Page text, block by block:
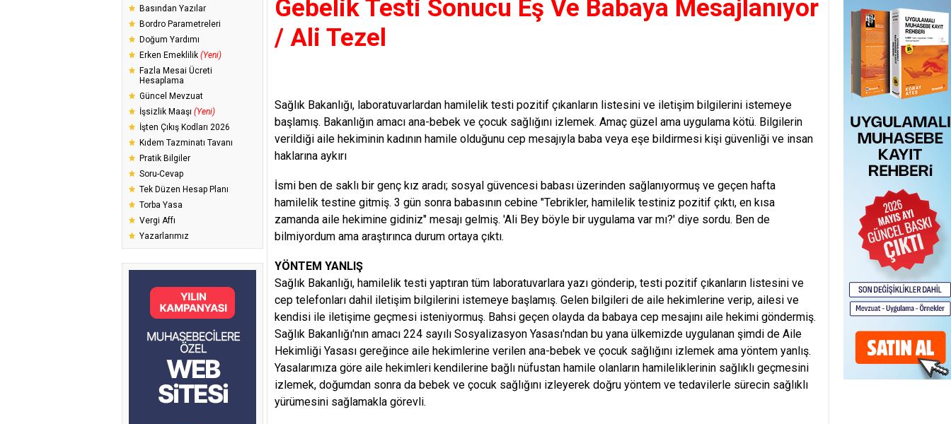
Basından Yazılar
Bordro Parametreleri
Doğum Yardımı
Erken Emeklilik (Yeni)
Fazla Mesai Ücreti
Hesaplama
Güncel Mevzuat
İşsizlik Maaşı (Yeni)
İşten Çıkış Kodları 2026
Kıdem Tazminatı Tavanı
Pratik Bilgiler
Soru-Cevap
Tek Düzen Hesap Planı
Torba Yasa
Vergi Affı
Yazarlarımız
Gebelik Testi Sonucu Eş Ve Babaya Mesajlanıyor
/ Ali Tezel
Sağlık Bakanlığı, laboratuvarlardan hamilelik testi pozitif çıkanların listesini ve iletişim bilgilerini istemeye
başlamış. Bakanlığın amacı ana-bebek ve çocuk sağlığını izlemek. Amaç güzel ama uygulama kötü. Bilgilerin
verildiği aile hekiminin kadının hamile olduğunu cep mesajıyla baba veya eşe bildirmesi kişi güvenliği ve insan
haklarına aykırı
İsmi ben de saklı bir genç kız aradı; sosyal güvencesi babası üzerinden sağlanıyormuş ve geçen hafta
hamilelik testine gitmiş. 3 gün sonra babasının cebine "Tebrikler, hamilelik testiniz pozitif çıktı, en kısa
zamanda aile hekimine gidiniz" mesajı gelmiş. 'Ali Bey böyle bir uygulama var mı?' diye sordu. Ben de
bilmiyordum ama araştırınca durum ortaya çıktı.
YÖNTEM YANLIŞ
Sağlık Bakanlığı, hamilelik testi yaptıran tüm laboratuvarlara yazı gönderip, testi pozitif çıkanların listesini ve
cep telefonları dahil iletişim bilgilerini istemeye başlamış. Gelen bilgileri de aile hekimlerine verip, ailesi ve
kendisi ile iletişime geçmesi isteniyormuş. Bahsi geçen olayda da babaya cep mesajını aile hekimi göndermiş.
Sağlık Bakanlığı'nın amacı 224 sayılı Sosyalizasyon Yasası'ndan bu yana ülkemizde uygulanan şimdi de Aile
Hekimliği Yasası gereğince aile hekimlerine verilen ana-bebek ve çocuk sağlığını izlemek ama yöntem yanlış.
Yasalarımıza göre aile hekimleri kendilerine bağlı nüfustan hamile olanların hamileliklerinin sağlıklı geçmesini
izlemek, doğumdan sonra da bebek ve çocuk sağlığını izleyerek doğru yöntem ve tedavilerle sürecin sağlıklı
yürümesini sağlamakla görevli.